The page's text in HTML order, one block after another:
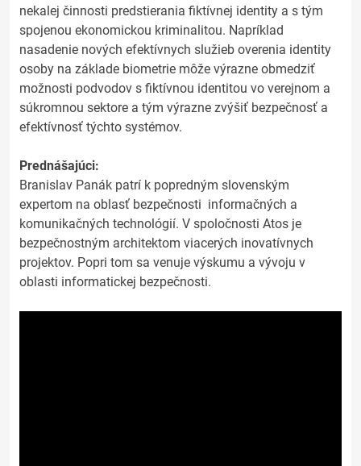
nekalej činnosti predstierania fiktívnej identity a s tým
spojenou ekonomickou kriminalitou. Napríklad
nasadenie nových efektívnych služieb overenia identity
osoby na základe biometrie môže výrazne obmedziť
možnosti podvodov s fiktívnou identitou vo verejnom a
súkromnou sektore a tým výrazne zvýšiť bezpečnosť a
efektívnosť týchto systémov.
Prednášajúci:
Branislav Panák patrí k popredným slovenským
expertom na oblasť bezpečnosti informačných a
komunikačných technológií. V spoločnosti Atos je
bezpečnostným architektom viacerých inovatívnych
projektov. Popri tom sa venuje výskumu a vývoju v
oblasti informatickej bezpečnosti.